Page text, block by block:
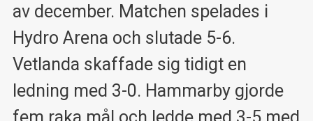
av december. Matchen spelades i
Hydro Arena och slutade 5-6.
Vetlanda skaffade sig tidigt en
ledning med 3-0. Hammarby gjorde